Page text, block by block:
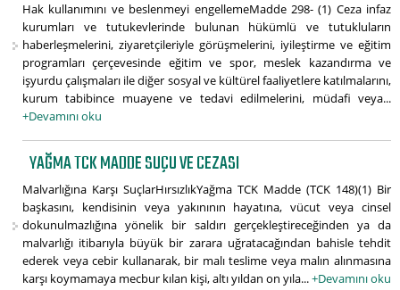
Hak kullanımını ve beslenmeyi engellemeMadde 298- (1) Ceza infaz
kurumları ve tutukevlerinde bulunan hükümlü ve tutukluların
haberleşmelerini, ziyaretçileriyle görüşmelerini, iyileştirme ve eğitim
programları çerçevesinde eğitim ve spor, meslek kazandırma ve
işyurdu çalışmaları ile diğer sosyal ve kültürel faaliyetlere katılmalarını,
kurum tabibince muayene ve tedavi edilmelerini, müdafi veya...
+Devamını oku
YAĞMA TCK MADDE SUÇU VE CEZASI
Malvarlığına Karşı SuçlarHırsızlıkYağma TCK Madde (TCK 148)(1) Bir
başkasını, kendisinin veya yakınının hayatına, vücut veya cinsel
dokunulmazlığına yönelik bir saldırı gerçekleştireceğinden ya da
malvarlığı itibarıyla büyük bir zarara uğratacağından bahisle tehdit
ederek veya cebir kullanarak, bir malı teslime veya malın alınmasına
karşı koymamaya mecbur kılan kişi, altı yıldan on yıla...+Devamını oku